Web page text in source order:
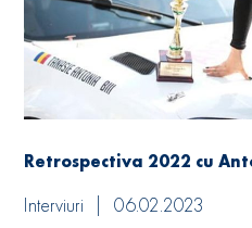
Retrospectiva 2022 cu
Interviuri 06.02.2023